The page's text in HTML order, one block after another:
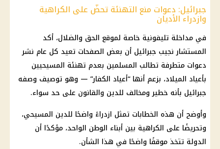
جبرائيل: دعوات منع التهنئة تحضّ على الكراهية
وازدراء الأديان
في مداخلة تليفونية خاصة لموقع الحق والضلال، أكد
المستشار نجيب جبرائيل أن بعض الصفحات تعيد كل عام نشر
دعوات متطرفة تطالب المسلمين بعدم تهنئة المسيحيين
بأعياد الميلاد، بزعم أنها “أعياد الكفار” — وهو توصيف وصفه
جبرائيل بأنه خطير ومخالف للدين والقانون على حد سواء.
وأوضح أن هذه الخطابات تمثل ازدراءً واضحًا للدين المسيحي،
وتحريضًا على الكراهية بين أبناء الوطن الواحد، مؤكدًا أن
الدولة تتخذ موقفًا واضحًا في هذا الشأن.